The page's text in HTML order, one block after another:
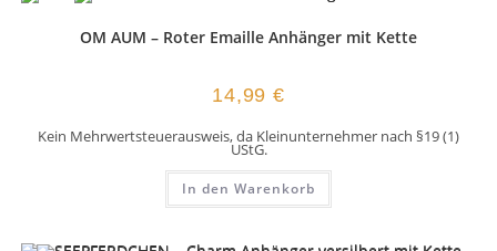
OM AUM – Roter Emaille Anhänger mit Kette
14,99€
Kein Mehrwertsteuerausweis, da Kleinunternehmer nach §19 (1)
UStG.
In den Warenkorb